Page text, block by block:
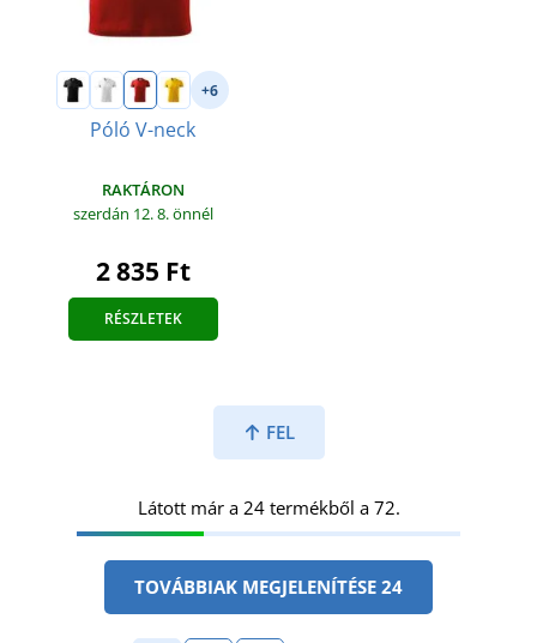
+6
Póló V-neck
RAKTÁRON
szerdán 12. 8.önnél
2 835 Ft
RÉSZLETEK
FEL
Látott már a 24 termékből a 72.
TOVÁBBIAK MEGJELENÍTÉSE 24